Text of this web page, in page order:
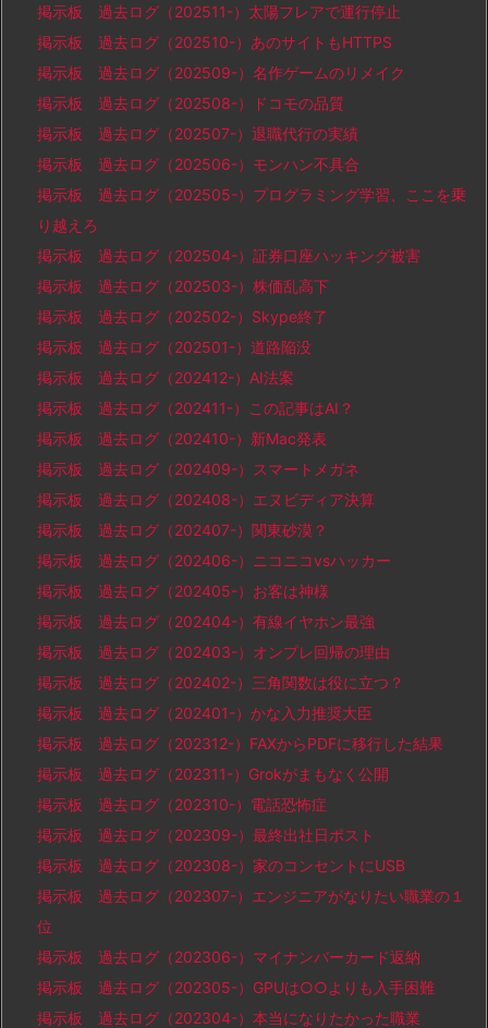
掲示板 過去ログ（202511-）太陽フレアで運行停止
掲示板 過去ログ（202510-）あのサイトもHTTPS
掲示板 過去ログ（202509-）名作ゲームのリメイク
掲示板 過去ログ（202508-）ドコモの品質
掲示板 過去ログ（202507-）退職代行の実績
掲示板 過去ログ（202506-）モンハン不具合
掲示板 過去ログ（202505-）プログラミング学習、ここを乗
り越えろ
掲示板 過去ログ（202504-）証券口座ハッキング被害
掲示板 過去ログ（202503-）株価乱高下
掲示板 過去ログ（202502-）Skype終了
掲示板 過去ログ（202501-）道路陥没
掲示板 過去ログ（202412-）AI法案
掲示板 過去ログ（202411-）この記事はAI？
掲示板 過去ログ（202410-）新Mac発表
掲示板 過去ログ（202409-）スマートメガネ
掲示板 過去ログ（202408-）エヌビディア決算
掲示板 過去ログ（202407-）関東砂漠？
掲示板 過去ログ（202406-）ニコニコvsハッカー
掲示板 過去ログ（202405-）お客は神様
掲示板 過去ログ（202404-）有線イヤホン最強
掲示板 過去ログ（202403-）オンプレ回帰の理由
掲示板 過去ログ（202402-）三角関数は役に立つ？
掲示板 過去ログ（202401-）かな入力推奨大臣
掲示板 過去ログ（202312-）FAXからPDFに移行した結果
掲示板 過去ログ（202311-）Grokがまもなく公開
掲示板 過去ログ（202310-）電話恐怖症
掲示板 過去ログ（202309-）最終出社日ポスト
掲示板 過去ログ（202308-）家のコンセントにUSB
掲示板 過去ログ（202307-）エンジニアがなりたい職業の１
位
掲示板 過去ログ（202306-）マイナンバーカード返納
掲示板 過去ログ（202305-）GPUは○○よりも入手困難
掲示板 過去ログ（202304-）本当になりたかった職業